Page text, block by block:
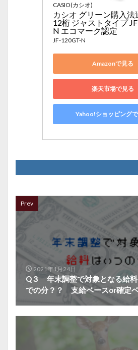
CASIO(カシオ)
カシオ グリーン購入法
12桁 ジャストタイプ
N エコマーク認定
JF-120GT-N
Amazonで見る
楽天市場で見る
Yahoo!ショッピング
Prev
2021年1月24日
Q３ 年末調整で対象となる給料
での分？？ 支給ベースor確定